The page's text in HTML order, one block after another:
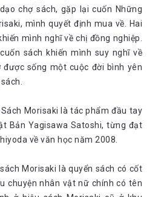
chợ sách, gặp lại cuốn Những
mình quyết định mua về. Hai
mình nghĩ về chị đồng nghiệp.
sách khiến mình suy nghĩ về
sống một cuộc đời bình yên
Sách Morisaki là tác phẩm đầu tay
Bản Yagisawa Satoshi, từng đạt
về văn học năm 2008.
Morisaki là quyển sách có cốt
chuyện nhân vật nữ chính có tên